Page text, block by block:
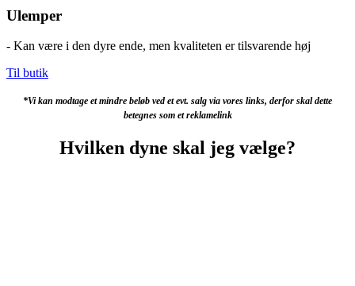
Ulemper
- Kan være i den dyre ende, men kvaliteten er tilsvarende høj
Til butik
*Vi kan modtage et mindre beløb ved et evt. salg via vores links, derfor skal dette
betegnes som et reklamelink
Hvilken dyne skal jeg vælge?